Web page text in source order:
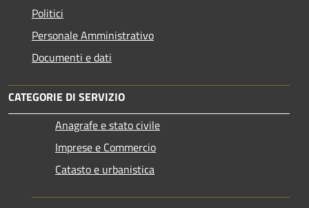
Politici
Personale Amministrativo
Documenti e dati
CATEGORIE DI SERVIZIO
Anagrafe e stato civile
Imprese e Commercio
Catasto e urbanistica